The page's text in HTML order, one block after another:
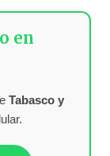
en
Tabasco y